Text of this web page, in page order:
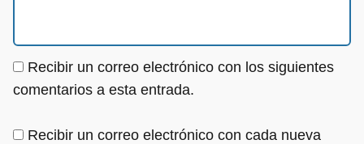
Recibir un correo electrónico con los siguientes
comentarios a esta entrada.
Recibir un correo electrónico con cada nueva